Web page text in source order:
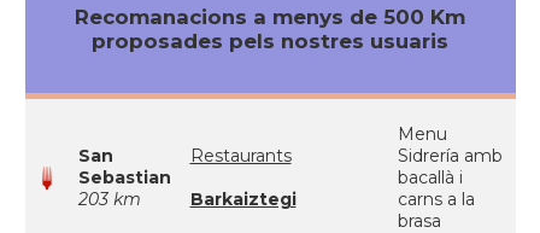
Recomanacions a menys de 500 Km
proposades pels nostres usuaris
San
Sebastian
203 km
Restaurants
Barkaiztegi
Menu
Sidrería amb
bacallà i
carns a la
brasa